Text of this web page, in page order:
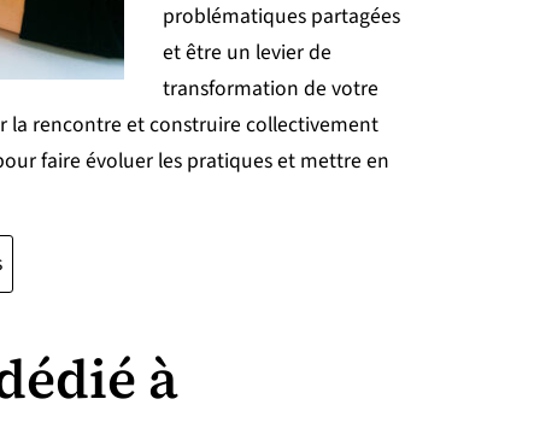
problématiques partagées
et être un levier de
transformation de votre
la rencontre et construire collectivement
faire évoluer les pratiques et mettre en
à